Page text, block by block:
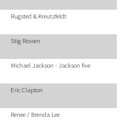
Rugsted & Kreutzfeldt
Stig Rossen
Michael Jackson - Jackson five
Eric Clapton
Renee / Brenda Lee